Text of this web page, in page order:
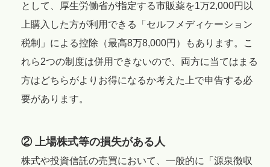
として、厚生労働省が指定する市販薬を1万2,000円以
上購入した方が利用できる「セルフメディケーション
税制」による控除（最高8万8,000円）もあります。こ
れら2つの制度は併用できないので、両方に当てはまる
方はどちらがよりお得になるか考えた上で申告する必
要があります。
② 上場株式等の損失がある人
株式や投資信託の売買において、一般的に「源泉徴収